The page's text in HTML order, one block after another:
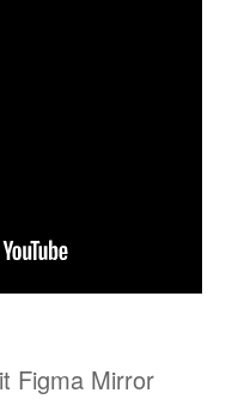
Figma Mirror